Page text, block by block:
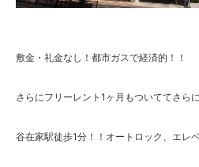
敷金・礼金なし！都市ガスで経済的！！
さらにフリーレント1ヶ月もついててさら
谷在家駅徒歩1分！！オートロック、エレ